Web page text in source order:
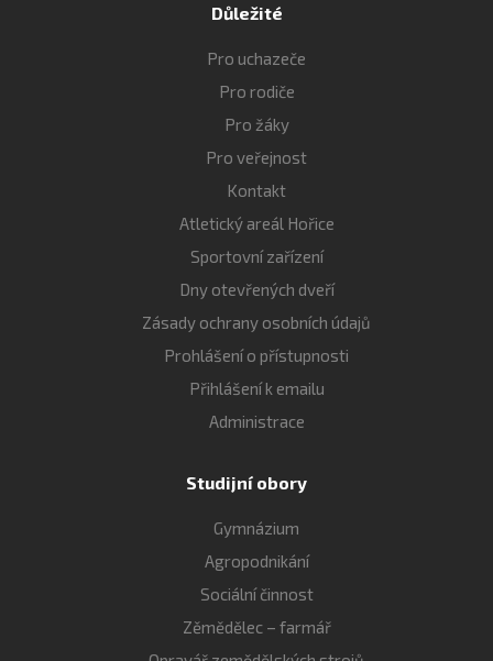
Důležité
Pro uchazeče
Pro rodiče
Pro žáky
Pro veřejnost
Kontakt
Atletický areál Hořice
Sportovní zařízení
Dny otevřených dveří
Zásady ochrany osobních údajů
Prohlášení o přístupnosti
Přihlášení k emailu
Administrace
Studijní obory
Gymnázium
Agropodnikání
Sociální činnost
Zěmědělec – farmář